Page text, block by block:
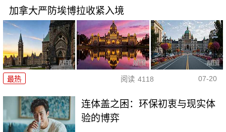
加拿大严防埃博拉收紧入境
最热 阅读 4118 07-20
连体盖之困：环保初衷与现实体
验的博弈